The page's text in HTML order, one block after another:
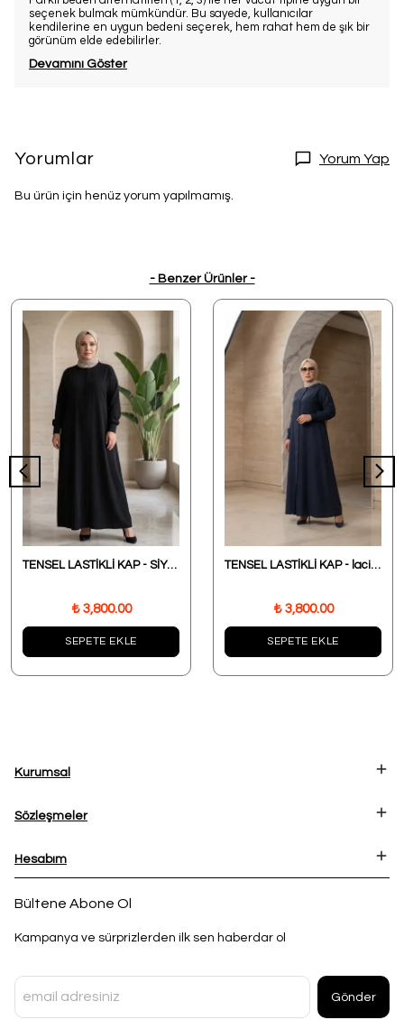
seçenek bulmak mümkündür. Bu sayede, kullanıcılar
kendilerine en uygun bedeni seçerek, hem rahat hem de şık bir
görünüm elde edebilirler.
Devamını Göster
Yorumlar Yorum Yap
Bu ürün için henüz yorum yapılmamış.
- Benzer Ürünler -
TENSEL LASTİKLİ KAP - SİYAH
₺ 3,800.00
SEPETE EKLE
TENSEL LASTİKLİ KAP - lacivert
₺ 3,800.00
SEPETE EKLE
Kurumsal
Sözleşmeler
Hesabım
Bültene Abone Ol
Kampanya ve sürprizlerden ilk sen haberdar ol
Gönder